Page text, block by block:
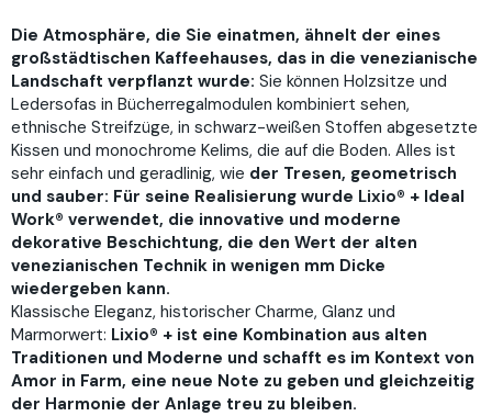
Die Atmosphäre, die Sie einatmen, ähnelt der eines
großstädtischen Kaffeehauses, das in die venezianische
Landschaft verpflanzt wurde: Sie können Holzsitze und
Ledersofas in Bücherregalmodulen kombiniert sehen,
ethnische Streifzüge, in schwarz-weißen Stoffen abgesetzte
Kissen und monochrome Kelims, die auf die Boden. Alles ist
sehr einfach und geradlinig, wie der Tresen, geometrisch
und sauber: Für seine Realisierung wurde Lixio® + Ideal
Work® verwendet, die innovative und moderne
dekorative Beschichtung, die den Wert der alten
venezianischen Technik in wenigen mm Dicke
wiedergeben kann.
Klassische Eleganz, historischer Charme, Glanz und
Marmorwert: Lixio® + ist eine Kombination aus alten
Traditionen und Moderne und schafft es im Kontext von
Amor in Farm, eine neue Note zu geben und gleichzeitig
der Harmonie der Anlage treu zu bleiben.